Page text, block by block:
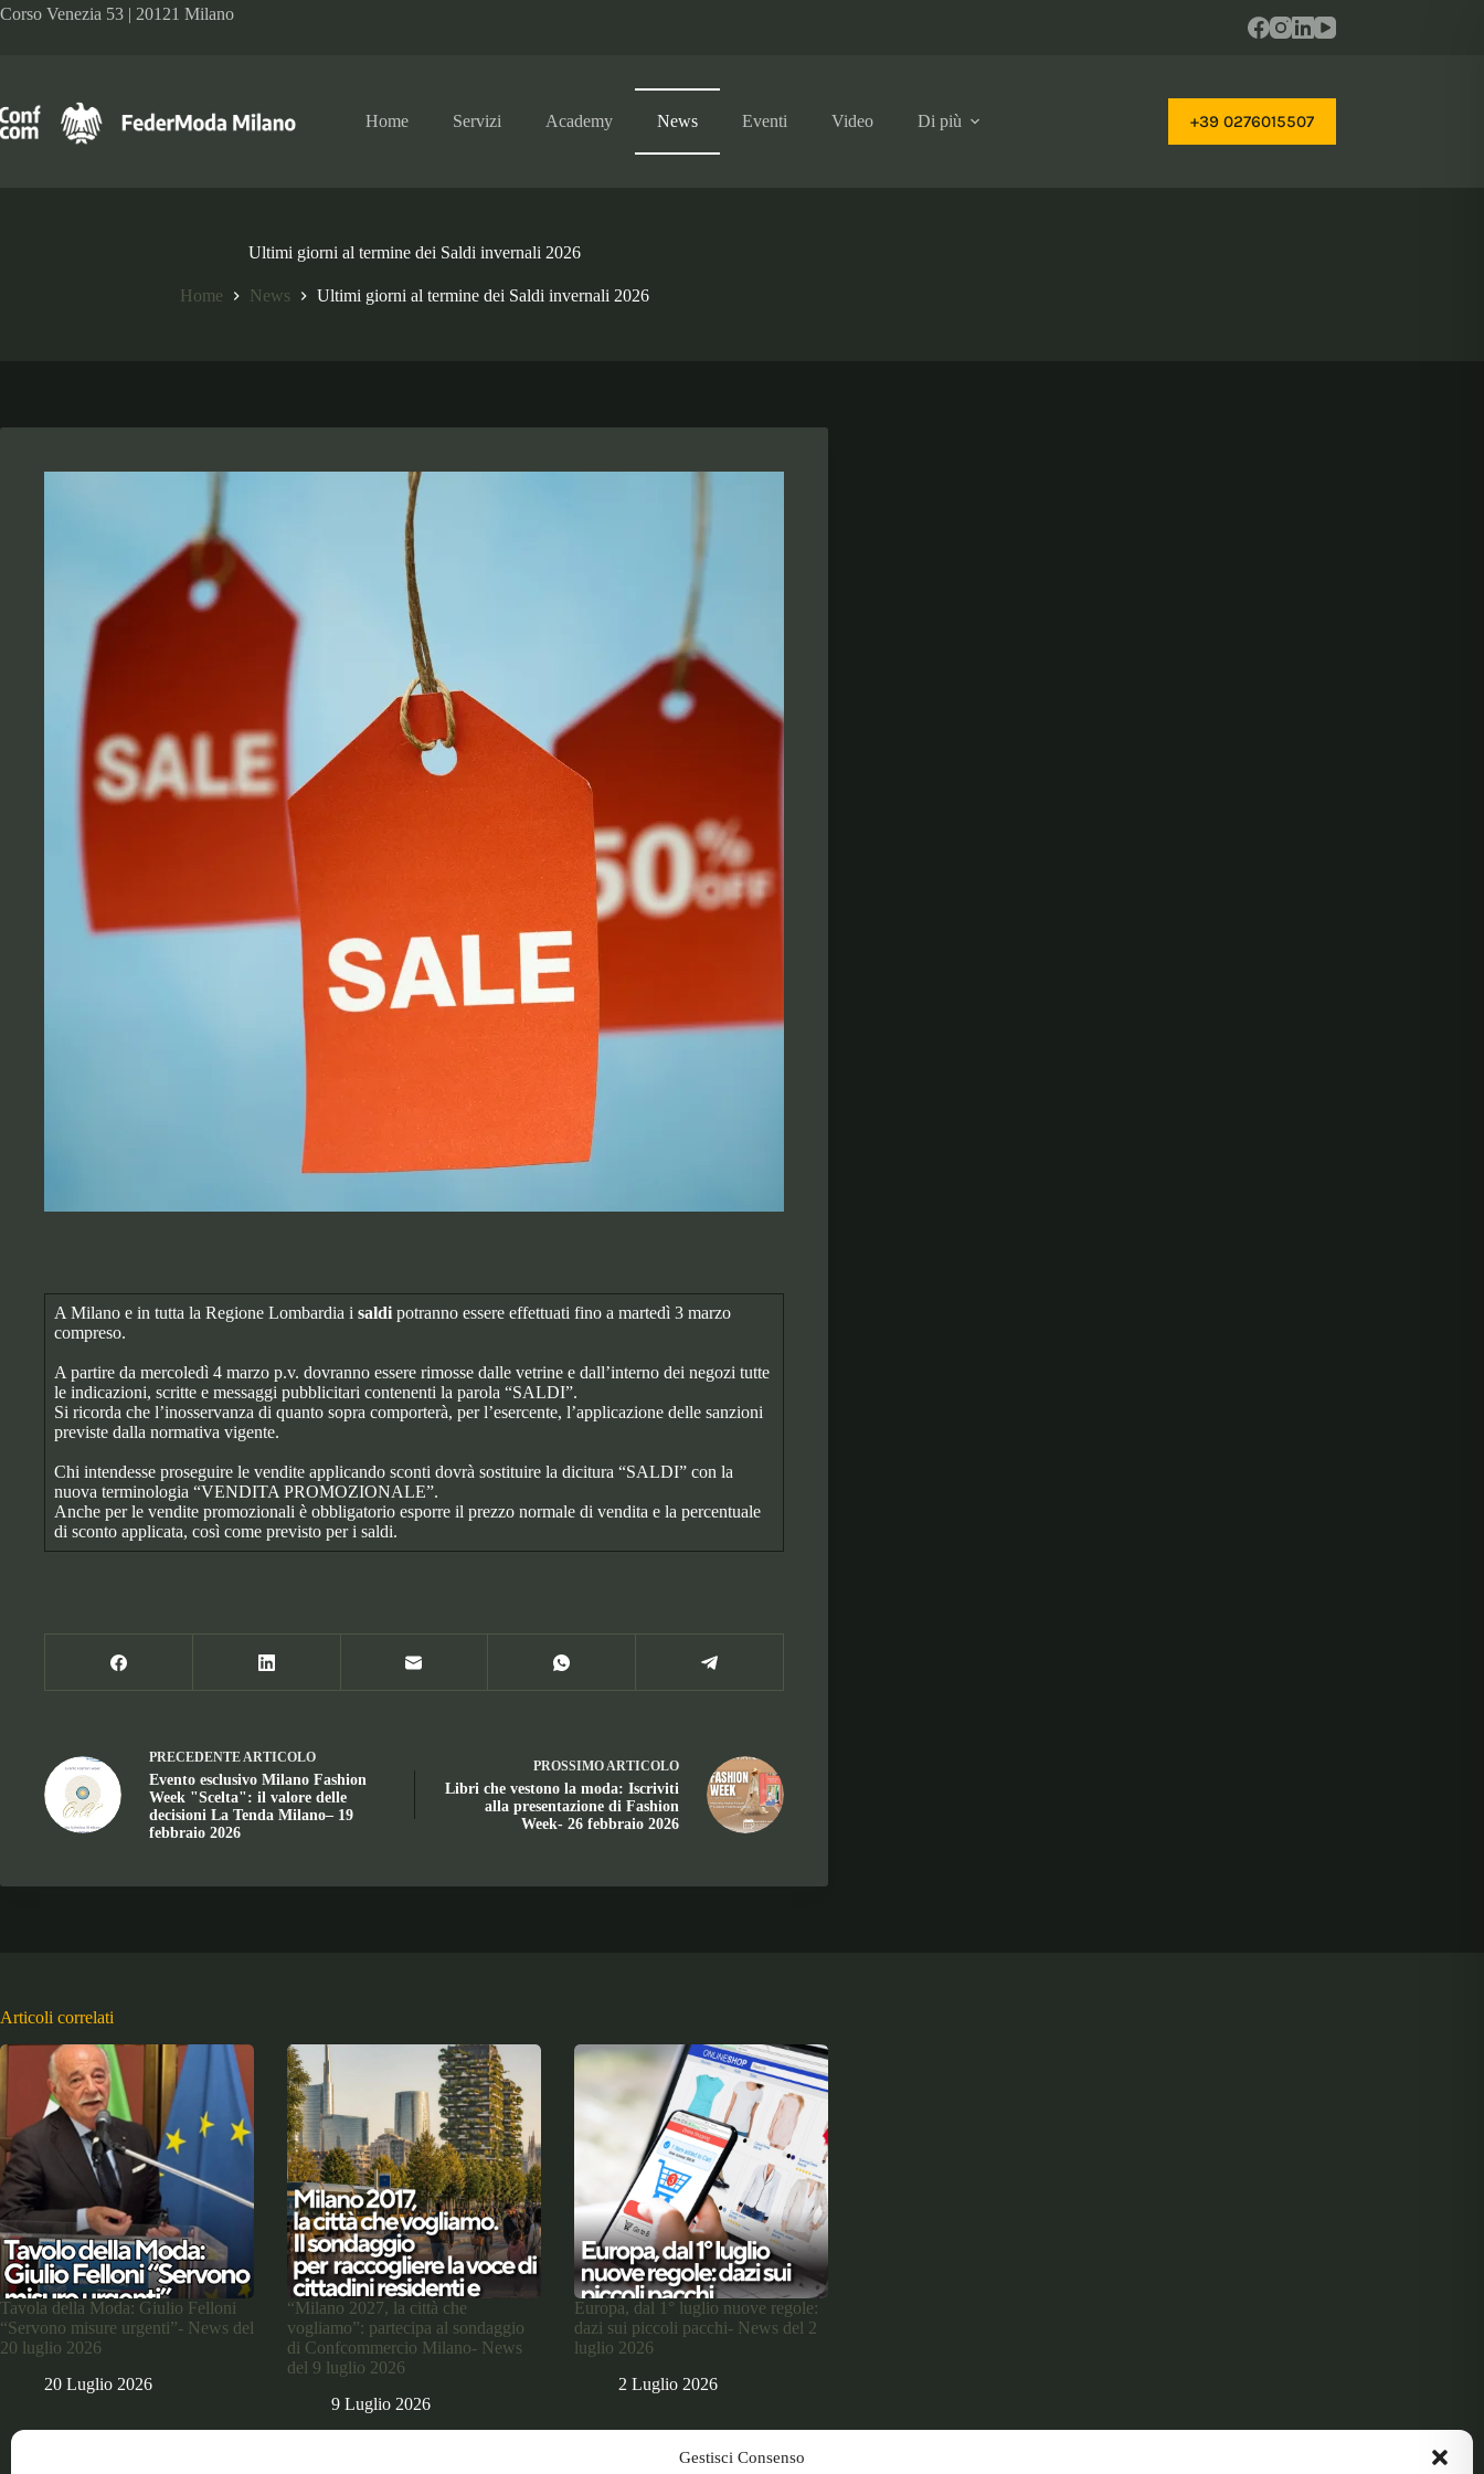
Gestisci Consenso
Salta
Corso Venezia 53 | 20121 Milano
Home Servizi Academy News Eventi Video Di più +39 0276015507
Ultimi giorni al termine dei Saldi invernali 2026
Home News Ultimi giorni al termine dei Saldi invernali 2026
A Milano e in tutta la Regione Lombardia i saldi potranno essere effettuati fino a martedì 3 marzo
compreso.
A partire da mercoledì 4 marzo p.v. dovranno essere rimosse dalle vetrine e dall’interno dei negozi tutte
le indicazioni, scritte e messaggi pubblicitari contenenti la parola “SALDI”.
Si ricorda che l’inosservanza di quanto sopra comporterà, per l’esercente, l’applicazione delle sanzioni
previste dalla normativa vigente.
Chi intendesse proseguire le vendite applicando sconti dovrà sostituire la dicitura “SALDI” con la
nuova terminologia “VENDITA PROMOZIONALE”.
Anche per le vendite promozionali è obbligatorio esporre il prezzo normale di vendita e la percentuale
di sconto applicata, così come previsto per i saldi.
PRECEDENTEARTICOLO
Evento esclusivo Milano Fashion
Week "Scelta": il valore delle
decisioni La Tenda Milano– 19
febbraio 2026
PROSSIMOARTICOLO
Libri che vestono la moda: Iscriviti
alla presentazione di Fashion
Week- 26 febbraio 2026
Articoli correlati
Tavola della Moda: Giulio Felloni
“Servono misure urgenti”- News del
20 luglio 2026
20 Luglio 2026
“Milano 2027, la città che
vogliamo”: partecipa al sondaggio
di Confcommercio Milano- News
del 9 luglio 2026
9 Luglio 2026
Europa, dal 1° luglio nuove regole:
dazi sui piccoli pacchi- News del 2
luglio 2026
2 Luglio 2026